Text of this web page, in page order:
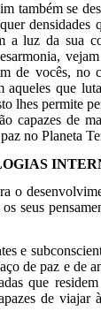
também se
densidades
a luz da sua
de vocês, no
aqueles que
lhes permite
capazes de
no Planeta
o
seus
e
de paz e de
que
de viajar